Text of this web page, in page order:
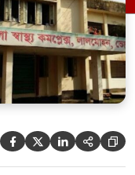
[…]
    